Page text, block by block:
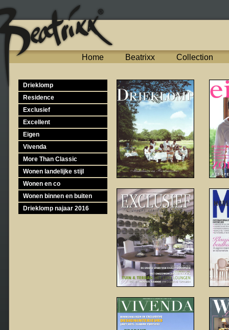
Home Beatrixx Collection
Drieklomp
Residence
Exclusief
Excellent
Eigen
Vivenda
More Than Classic
Wonen landelijke stijl
Wonen en co
Wonen binnen en buiten
Drieklomp najaar 2016